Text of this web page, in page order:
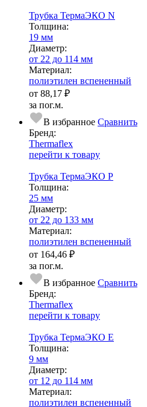
Трубка ТермаЭКО N
Тол­щи­на:
19 мм
Диаметр:
от 22 до 114 мм
Ма­­те­­ри­­ал:
полиэтилен вспененный
от 88,17 ₽
за пог.м.
В избранное Сравнить
Бренд:
Thermaflex
перейти к товару
Трубка ТермаЭКО P
Тол­щи­на:
25 мм
Диаметр:
от 22 до 133 мм
Ма­­те­­ри­­ал:
полиэтилен вспененный
от 164,46 ₽
за пог.м.
В избранное Сравнить
Бренд:
Thermaflex
перейти к товару
Трубка ТермаЭКО Е
Тол­щи­на:
9 мм
Диаметр:
от 12 до 114 мм
Ма­­те­­ри­­ал:
полиэтилен вспененный